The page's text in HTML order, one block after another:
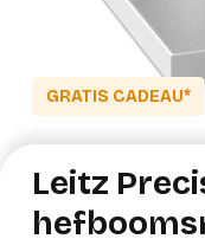
GRATIS CADEAU*
Leitz